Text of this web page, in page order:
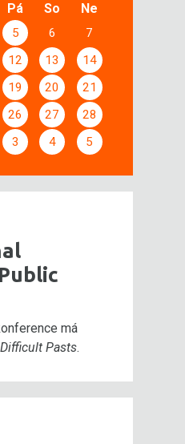
Pá So Ne
5 6
7
12 13
14
19 20
21
26 27
28
3 4 5
má
Pasts.